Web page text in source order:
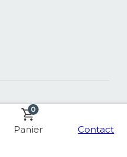
0
Panier Contact